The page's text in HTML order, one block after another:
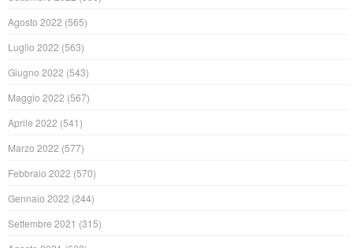
Agosto 2022 (565)
Luglio 2022 (563)
Giugno 2022 (543)
Maggio 2022 (567)
Aprile 2022 (541)
Marzo 2022 (577)
Febbraio 2022 (570)
Gennaio 2022 (244)
Settembre 2021 (315)